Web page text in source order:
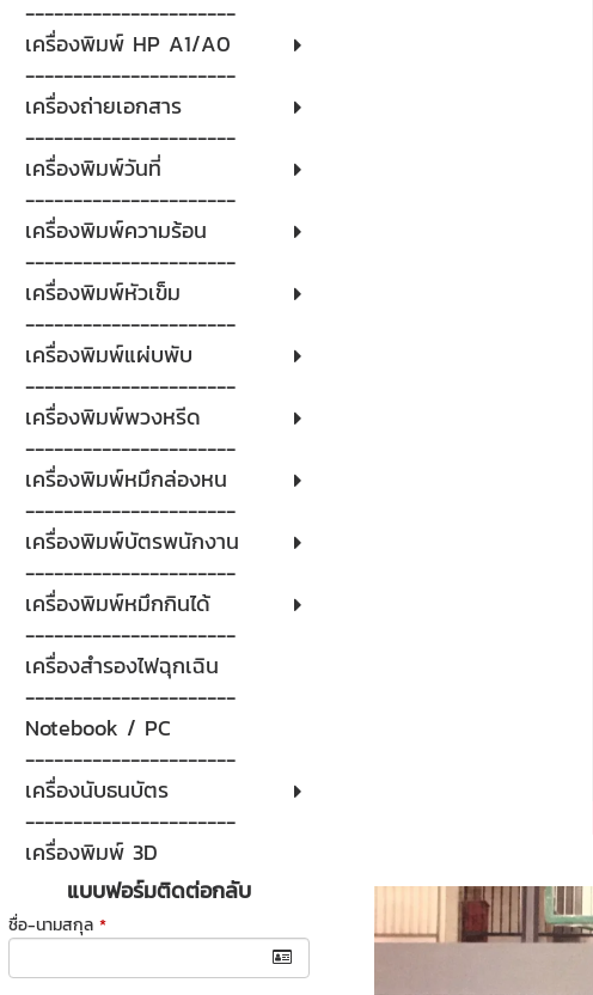
----------------------
เครื่องพิมพ์ HP A1/A0
----------------------
เครื่องถ่ายเอกสาร
----------------------
เครื่องพิมพ์วันที่
----------------------
เครื่องพิมพ์ความร้อน
----------------------
เครื่องพิมพ์หัวเข็ม
----------------------
เครื่องพิมพ์แผ่บพับ
----------------------
เครื่องพิมพ์พวงหรีด
----------------------
เครื่องพิมพ์หมึกล่องหน
----------------------
เครื่องพิมพ์บัตรพนักงาน
----------------------
เครื่องพิมพ์หมึกกินได้
----------------------
เครื่องสำรองไฟฉุกเฉิน
----------------------
Notebook / PC
----------------------
เครื่องนับธนบัตร
----------------------
เครื่องพิมพ์ 3D
แบบฟอร์มติดต่อกลับ
ชื่อ-นามสกุล *